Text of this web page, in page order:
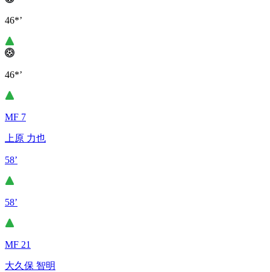
46*’
46*’
MF 7
上原 力也
58’
58’
MF 21
大久保 智明